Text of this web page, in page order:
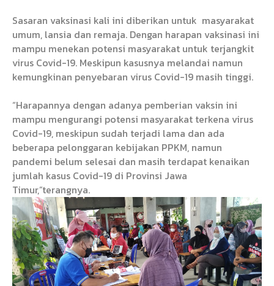
Sasaran vaksinasi kali ini diberikan untuk masyarakat
umum, lansia dan remaja. Dengan harapan vaksinasi ini
mampu menekan potensi masyarakat untuk terjangkit
virus Covid-19. Meskipun kasusnya melandai namun
kemungkinan penyebaran virus Covid-19 masih tinggi.
“Harapannya dengan adanya pemberian vaksin ini
mampu mengurangi potensi masyarakat terkena virus
Covid-19, meskipun sudah terjadi lama dan ada
beberapa pelonggaran kebijakan PPKM, namun
pandemi belum selesai dan masih terdapat kenaikan
jumlah kasus Covid-19 di Provinsi Jawa
Timur,”terangnya.